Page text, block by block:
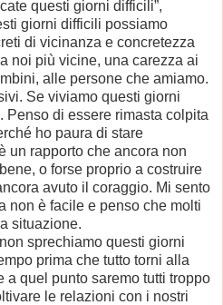
questi giorni difficili”,
giorni difficili possiamo
di vicinanza e concretezza
noi più vicine, una carezza ai
alle persone che amiamo.
Se viviamo questi giorni
. Penso di essere rimasta colpita
ho paura di stare
un rapporto che ancora non
o forse proprio a costruire
avuto il coraggio. Mi sento
non è facile e penso che molti
situazione.
sprechiamo questi giorni
prima che tutto torni alla
quel punto saremo tutti troppo
le relazioni con i nostri